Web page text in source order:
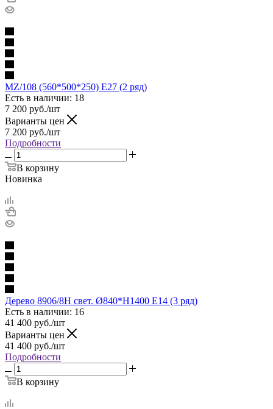
MZ/108 (560*500*250) E27 (2 ряд)
Есть в наличии: 18
7 200 руб./шт
Варианты цен
7 200 руб./шт
Подробности
В корзину
Новинка
Дерево 8906/8H свет. Ø840*H1400 E14 (3 ряд)
Есть в наличии: 16
41 400 руб./шт
Варианты цен
41 400 руб./шт
Подробности
В корзину